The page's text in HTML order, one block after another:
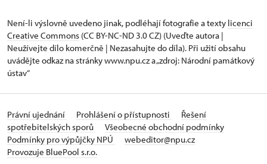
Není-li výslovně uvedeno jinak, podléhají fotografie a texty licenci
Creative Commons (CC BY-NC-ND 3.0 CZ) (Uveďte autora |
Neužívejte dílo komerčně | Nezasahujte do díla). Při užití obsahu
uvádějte odkaz na stránky www.npu.cz a „zdroj: Národní památkový
ústav“
Právní ujednání Prohlášení o přístupnosti
Řešení
spotřebitelských sporů
Všeobecné obchodní podmínky
Podmínky pro výpůjčky NPÚ
webeditor@npu.cz
Provozuje BluePool s.r.o.